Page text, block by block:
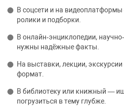
В соцсети и на
ролики и подборки.
В онлайн‑энциклопедии,
нужны надёжные факты.
На выставки, лекции,
формат.
В библиотеку или книжный —
погрузиться в тему глубже.